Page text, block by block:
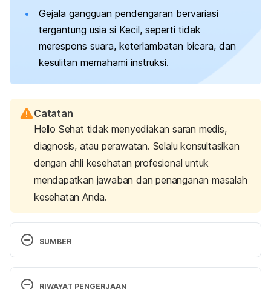
Gejala gangguan pendengaran bervariasi
tergantung usia si Kecil, seperti tidak
merespons suara, keterlambatan bicara, dan
kesulitan memahami instruksi.
Catatan
Hello Sehat tidak menyediakan saran medis,
diagnosis, atau perawatan. Selalu konsultasikan
dengan ahli kesehatan profesional untuk
mendapatkan jawaban dan penanganan masalah
kesehatan Anda.
SUMBER
About Hearing Loss in Children. (n.d.). Retrieved 7
February 2025, from https://www.cdc.gov/hearing-
RIWAYAT PENGERJAAN